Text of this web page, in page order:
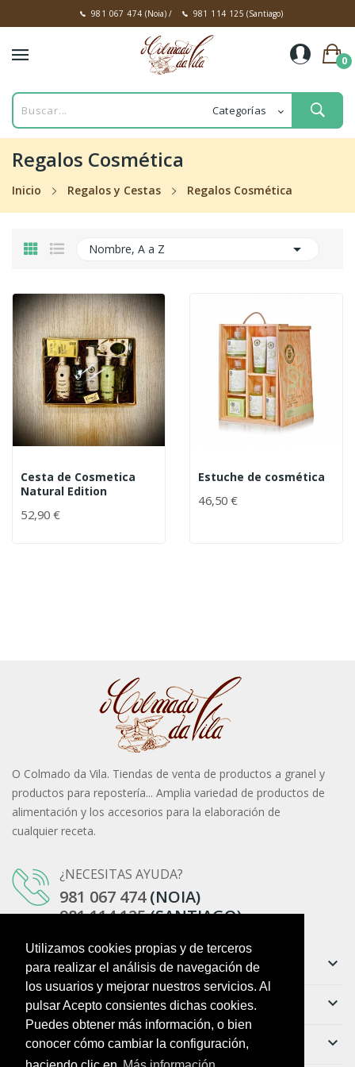
Utilizamos cookies propias y de terceros
para realizar el análisis de navegación de
los usuarios y mejorar nuestros servicios. Al
pulsar Acepto consientes dichas cookies.
Puedes obtener más información, o bien
conocer cómo cambiar la configuración,
981 067 474 (Noia)/ 981 114 125 (Santiago)
0
Regalos Cosmética
Inicio Regalos y Cestas Regalos Cosmética
Nombre, A a Z 
Cesta de Cosmetica
Natural Edition
52,90 €
Estuche de cosmética
46,50 €
O Colmado da Vila. Tiendas de venta de productos a granel y
productos para repostería... Amplia variedad de productos de
alimentación y los accesorios para la elaboración de
cualquier receta.
¿NECESITAS AYUDA?
981 067 474(NOIA)
981 114 125(SANTIAGO)
Información keyboard_arrow_down
Ayuda keyboard_arrow_down
Boletín keyboard_arrow_down